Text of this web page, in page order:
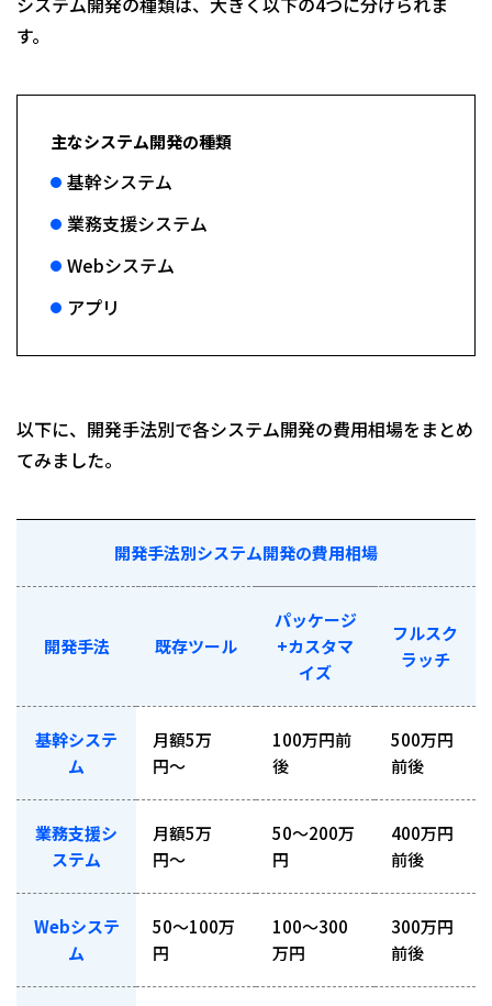
す。
主なシステム開発の種類
基幹システム
業務支援システム
Webシステム
アプリ
以下に、開発手法別で各システム開発の費用相場をまとめ
てみました。
開発手法別システム開発の費用相場
開発手法 既存ツール
パッケージ
+カスタマ
イズ
フルスク
ラッチ
基幹システ
ム
月額5万
円〜
100万円前
後
500万円
前後
業務支援シ
ステム
月額5万
円〜
50〜200万
円
400万円
前後
Webシステ
ム
50〜100万
円
100〜300
万円
300万円
前後